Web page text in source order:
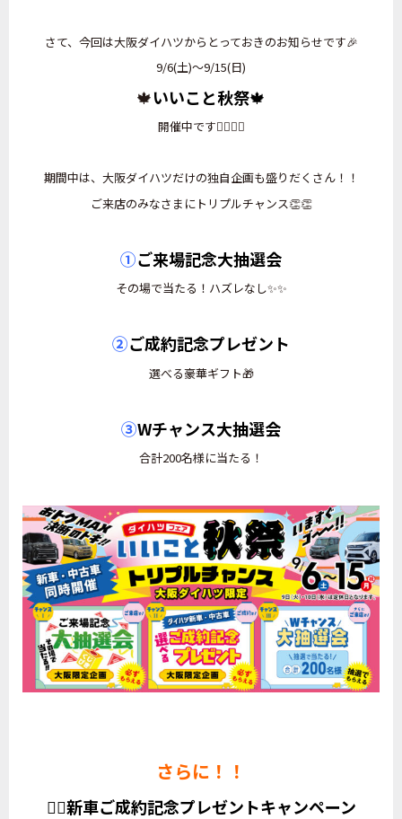
さて、今回は大阪ダイハツからとっておきのお知らせです🎉
9/6(土)～9/15(日)
🍁いいこと秋祭🍁
開催中です💁‍♀️💁‍♀️
期間中は、大阪ダイハツだけの独自企画も盛りだくさん！！
ご来店のみなさまにトリプルチャンス👏👏
①ご来場記念大抽選会
その場で当たる！ハズレなし✨✨
②ご成約記念プレゼント
選べる豪華ギフト🎁
③Wチャンス大抽選会
合計200名様に当たる！
さらに！！
💁‍♀️新車ご成約記念プレゼントキャンペーン